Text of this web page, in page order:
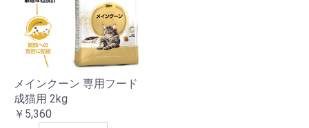
メインクーン 専用フード
成猫用 2kg
￥5,360